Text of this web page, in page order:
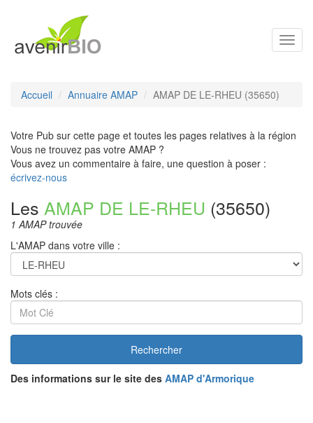
Accueil Annuaire AMAP AMAP DE LE-RHEU (35650)
Votre Pub sur cette page et toutes les pages relatives à la région
Vous ne trouvez pas votre AMAP ?
Vous avez un commentaire à faire, une question à poser :
écrivez-nous
Les AMAP DE LE-RHEU (35650)
1 AMAP trouvée
L'AMAP dans votre ville :
Mots clés :
Rechercher
Des informations sur le site des AMAP d'Armorique